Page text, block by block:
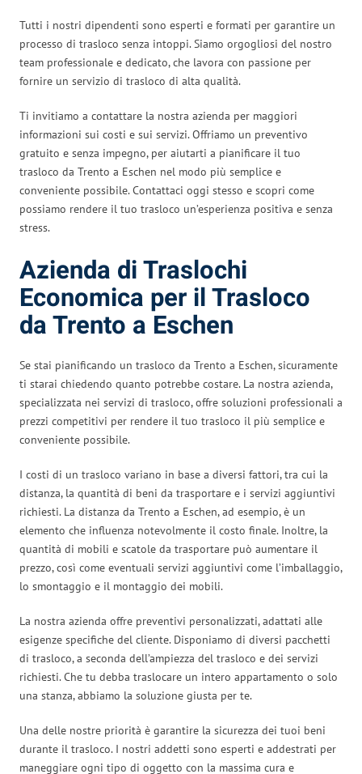
Tutti i nostri dipendenti sono esperti e formati per garantire un
processo di trasloco senza intoppi. Siamo orgogliosi del nostro
team professionale e dedicato, che lavora con passione per
fornire un servizio di trasloco di alta qualità.
Ti invitiamo a contattare la nostra azienda per maggiori
informazioni sui costi e sui servizi. Offriamo un preventivo
gratuito e senza impegno, per aiutarti a pianificare il tuo
trasloco da Trento a Eschen nel modo più semplice e
conveniente possibile. Contattaci oggi stesso e scopri come
possiamo rendere il tuo trasloco un’esperienza positiva e senza
stress.
Azienda di Traslochi
Economica per il Trasloco
da Trento a Eschen
Se stai pianificando un trasloco da Trento a Eschen, sicuramente
ti starai chiedendo quanto potrebbe costare. La nostra azienda,
specializzata nei servizi di trasloco, offre soluzioni professionali a
prezzi competitivi per rendere il tuo trasloco il più semplice e
conveniente possibile.
I costi di un trasloco variano in base a diversi fattori, tra cui la
distanza, la quantità di beni da trasportare e i servizi aggiuntivi
richiesti. La distanza da Trento a Eschen, ad esempio, è un
elemento che influenza notevolmente il costo finale. Inoltre, la
quantità di mobili e scatole da trasportare può aumentare il
prezzo, così come eventuali servizi aggiuntivi come l’imballaggio,
lo smontaggio e il montaggio dei mobili.
La nostra azienda offre preventivi personalizzati, adattati alle
esigenze specifiche del cliente. Disponiamo di diversi pacchetti
di trasloco, a seconda dell’ampiezza del trasloco e dei servizi
richiesti. Che tu debba traslocare un intero appartamento o solo
una stanza, abbiamo la soluzione giusta per te.
Una delle nostre priorità è garantire la sicurezza dei tuoi beni
durante il trasloco. I nostri addetti sono esperti e addestrati per
maneggiare ogni tipo di oggetto con la massima cura e